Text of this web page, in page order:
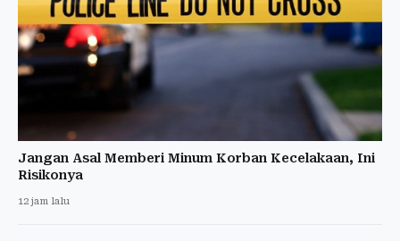
Jangan Asal Memberi Minum Korban Kecelakaan, Ini
Risikonya
12 jam lalu